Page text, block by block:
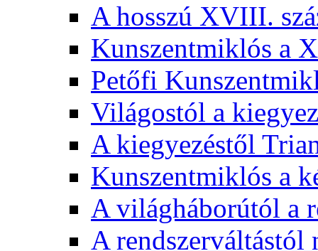
A hosszú XVIII.
Kunszentmiklós a
Petőfi
Világostól a
A kiegyezéstől
Kunszentmiklós a
A világháborútól a
A rendszerváltástól